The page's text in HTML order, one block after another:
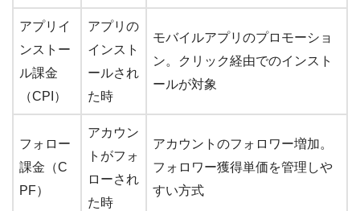
アプリイ
ンストー
ル課金
（CPI）
アプリの
インスト
ールされ
た時
モバイルアプリのプロモーショ
ン。クリック経由でのインスト
ールが対象
フォロー
課金（C
PF）
アカウン
トがフォ
ローされ
た時
アカウントのフォロワー増加。
フォロワー獲得単価を管理しや
すい方式